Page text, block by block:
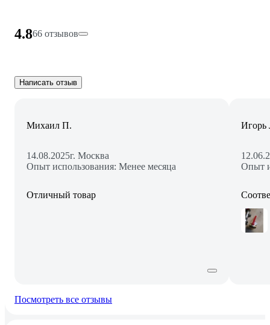
4.866 отзывов
Написать отзыв
Михаил П.
14.08.2025г. Москва
Опыт использования: Менее месяца
Отличный товар
Игорь
Опыт
Посмотреть все отзывы